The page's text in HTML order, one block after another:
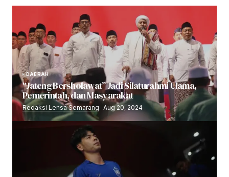
DAERAH
“Jateng Bersholawat” Jadi Silaturahmi Ulama,
Pemerintah, dan Masyarakat
Redaksi Lensa Semarang Aug 20, 2024